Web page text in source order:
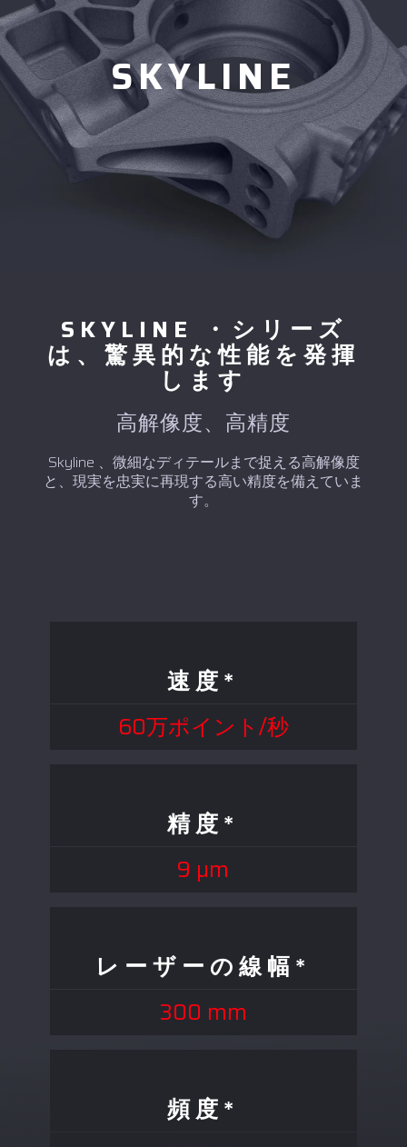
SKYLINE
SKYLINE ・シリーズ
は、驚異的な性能を発揮
します
高解像度、高精度
Skyline 、微細なディテールまで捉える高解像度
と、現実を忠実に再現する高い精度を備えていま
す。
速度*
60万ポイント/秒
精度*
9 µm
レーザーの線幅*
300 mm
頻度*